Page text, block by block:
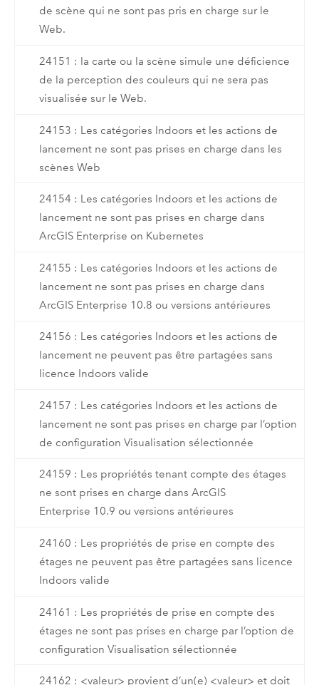
de scène qui ne sont pas pris en charge sur le
Web.
24151 : la carte ou la scène simule une déficience
de la perception des couleurs qui ne sera pas
visualisée sur le Web.
24153 : Les catégories Indoors et les actions de
lancement ne sont pas prises en charge dans les
scènes Web
24154 : Les catégories Indoors et les actions de
lancement ne sont pas prises en charge dans
ArcGIS Enterprise on Kubernetes
24155 : Les catégories Indoors et les actions de
lancement ne sont pas prises en charge dans
ArcGIS Enterprise 10.8 ou versions antérieures
24156 : Les catégories Indoors et les actions de
lancement ne peuvent pas être partagées sans
licence Indoors valide
24157 : Les catégories Indoors et les actions de
lancement ne sont pas prises en charge par l’option
de configuration Visualisation sélectionnée
24159 : Les propriétés tenant compte des étages
ne sont prises en charge dans ArcGIS
Enterprise 10.9 ou versions antérieures
24160 : Les propriétés de prise en compte des
étages ne peuvent pas être partagées sans licence
Indoors valide
24161 : Les propriétés de prise en compte des
étages ne sont pas prises en charge par l’option de
configuration Visualisation sélectionnée
24162 : <valeur> provient d’un(e) <valeur> et doit